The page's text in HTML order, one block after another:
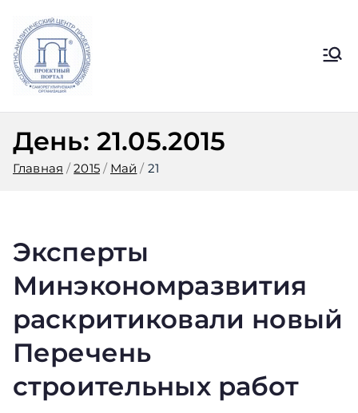
содержимому
ЭАЦП
«Проектный
портал»
День: 21.05.2015
Главная 2015 Май 21
Эксперты
Минэкономразвития
раскритиковали новый
Перечень
строительных работ